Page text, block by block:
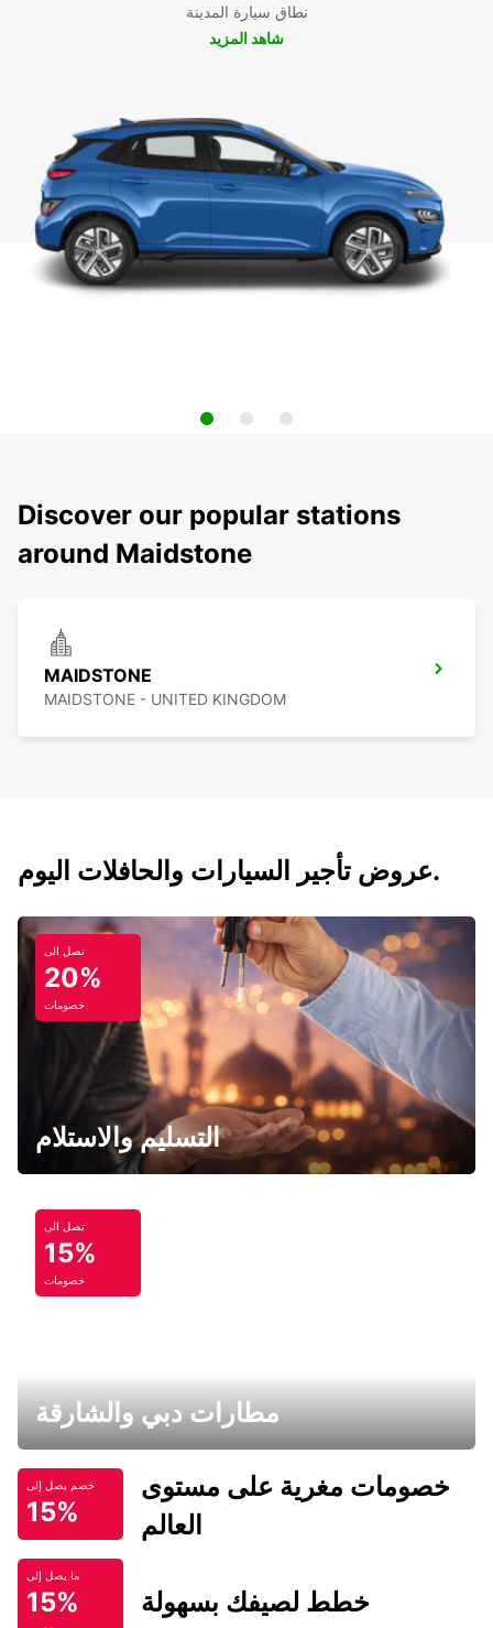
نطاق سيارة المدينة
شاهد المزيد
Discover our popular stations
around Maidstone
MAIDSTONE
MAIDSTONE - UNITED KINGDOM
عروض تأجير السيارات والحافلات اليوم.
تصل الى
20%
خصومات
التسليم والاستلام
تصل الى
15%
خصومات
مطارات دبي والشارقة
خصم يصل إلى
15%
خصومات مغرية على مستوى
العالم
ما يصل إلى
15% خطط لصيفك بسهولة